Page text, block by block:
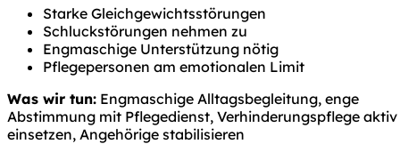
Starke Gleichgewichtsstörungen
Schluckstörungen nehmen zu
Engmaschige Unterstützung nötig
Pflegepersonen am emotionalen Limit
Was wir tun: Engmaschige Alltagsbegleitung, enge
Abstimmung mit Pflegedienst, Verhinderungspflege aktiv
einsetzen, Angehörige stabilisieren